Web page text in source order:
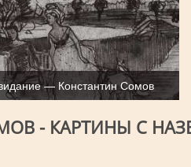
— Константин Сомов
- КАРТИНЫ С